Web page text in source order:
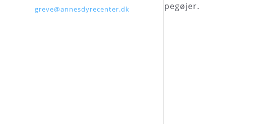
greve@annesdyrecenter.dk
papegøjer.